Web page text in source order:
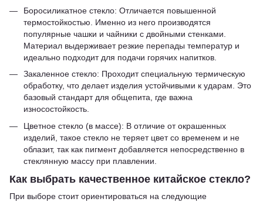
Боросиликатное стекло: Отличается повышенной
термостойкостью. Именно из него производятся
популярные чашки и чайники с двойными стенками.
Материал выдерживает резкие перепады температур и
идеально подходит для подачи горячих напитков.
Закаленное стекло: Проходит специальную термическую
обработку, что делает изделия устойчивыми к ударам. Это
базовый стандарт для общепита, где важна
износостойкость.
Цветное стекло (в массе): В отличие от окрашенных
изделий, такое стекло не теряет цвет со временем и не
облазит, так как пигмент добавляется непосредственно в
стеклянную массу при плавлении.
Как выбрать качественное китайское стекло?
При выборе стоит ориентироваться на следующие